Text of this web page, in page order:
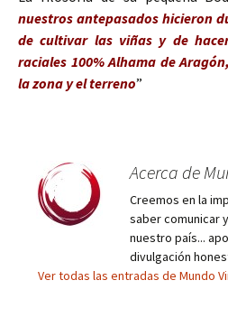
nuestros antepasados hicieron
de cultivar las viñas y de
raciales 100% Alhama de
la zona y el terreno”
Acerca de
Creemos en la
saber comunicar
nuestro país...
divulgación
Ver todas las entradas de Mundo